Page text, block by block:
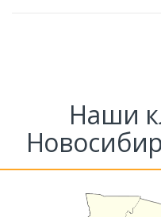
Наши